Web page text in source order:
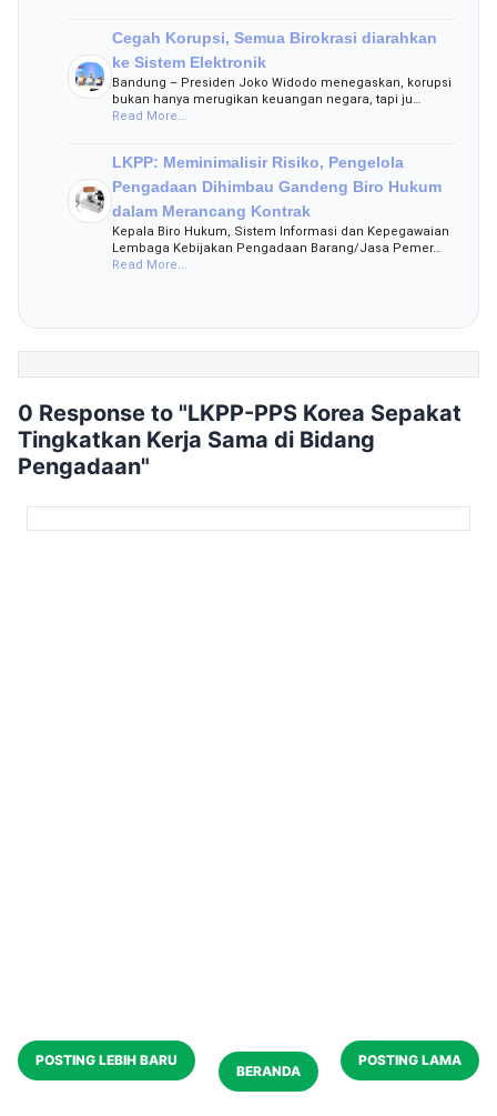
Cegah Korupsi, Semua Birokrasi diarahkan
ke Sistem Elektronik
Bandung – Presiden Joko Widodo menegaskan, korupsi
bukan hanya merugikan keuangan negara, tapi ju…
Read More...
LKPP: Meminimalisir Risiko, Pengelola
Pengadaan Dihimbau Gandeng Biro Hukum
dalam Merancang Kontrak
Kepala Biro Hukum, Sistem Informasi dan Kepegawaian
Lembaga Kebijakan Pengadaan Barang/Jasa Pemer…
Read More...
0 Response to "LKPP-PPS Korea Sepakat
Tingkatkan Kerja Sama di Bidang
Pengadaan"
POSTING LEBIH BARU POSTING LAMA
BERANDA